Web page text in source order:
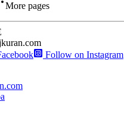
More pages
Follow on Instagram